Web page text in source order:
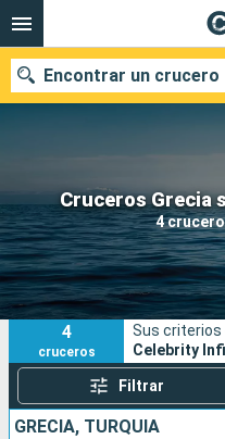
Cruceros Grecia
4
Encontrar un crucero
Nuestros destinos
Fecha de salida
Puertos
4
cruceros
Sus criterios
Celebrity
Filtrar
GRECIA, TURQUÍA